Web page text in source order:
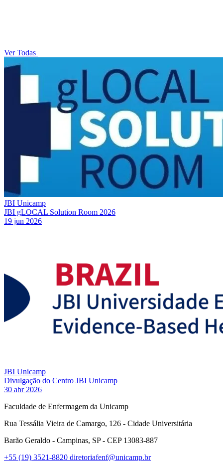
Ver Todas
JBI Unicamp
JBI gLOCAL Solution Room 2026
19 jun 2026
JBI Unicamp
Divulgação do Centro JBI Unicamp
30 abr 2026
Faculdade de Enfermagem da Unicamp
Rua Tessália Vieira de Camargo, 126 - Cidade Universitária
Barão Geraldo - Campinas, SP - CEP 13083-887
+55 (19) 3521-8820 diretoriafenf@unicamp.br